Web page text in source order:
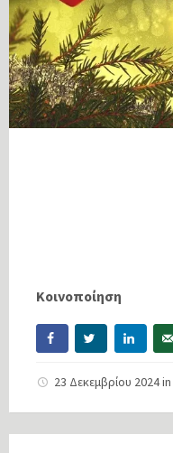
Κοινοποίηση
23 Δεκεμβρίου 2024in